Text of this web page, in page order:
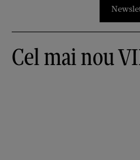
Cel mai nou